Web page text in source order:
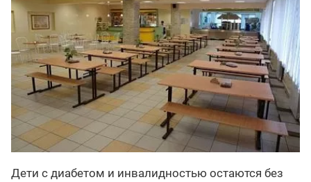
Дети с диабетом и инвалидностью остаются без